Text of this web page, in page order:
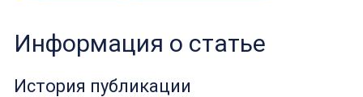
Информация о статье
История публикации